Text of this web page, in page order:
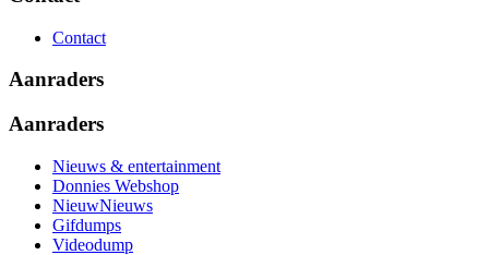
Contact
Aanraders
Aanraders
Nieuws & entertainment
Donnies Webshop
NieuwNieuws
Gifdumps
Videodump